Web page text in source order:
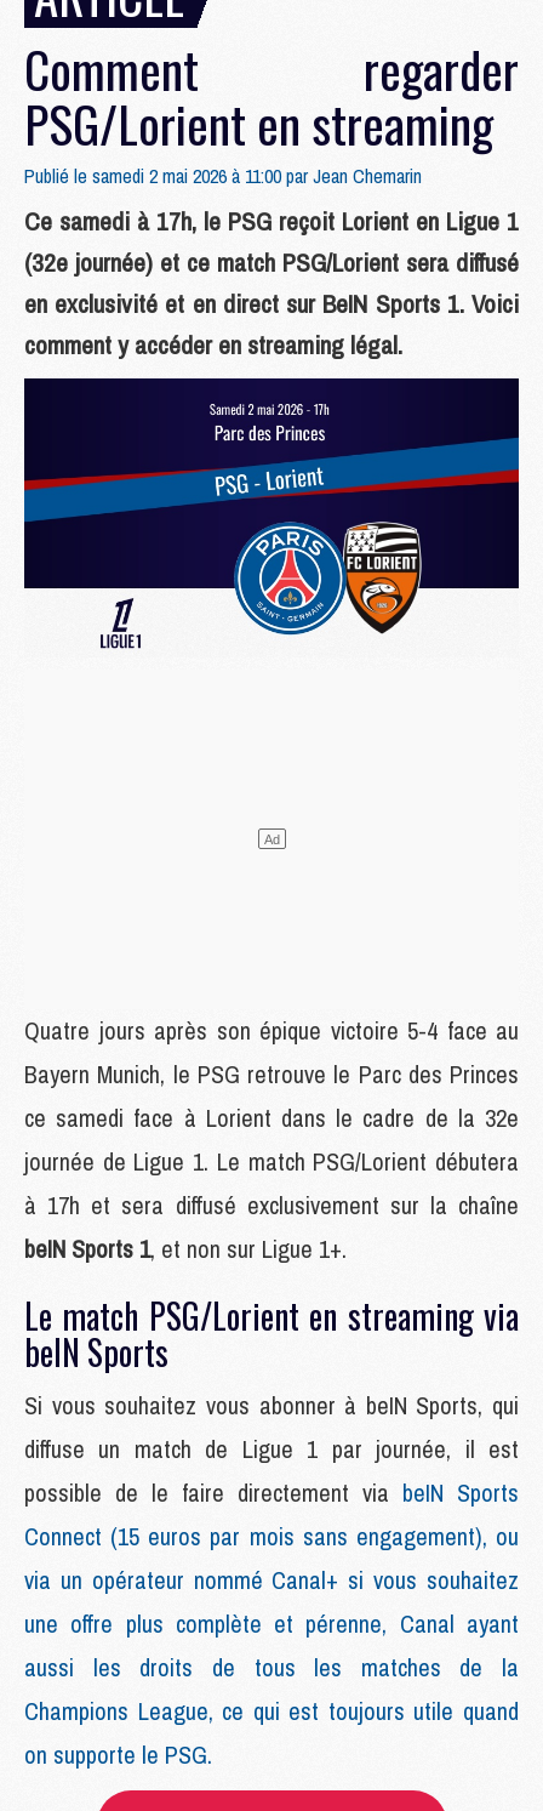
Comment regarder
PSG/Lorient en streaming
Publié le samedi 2 mai 2026 à 11:00 parJean Chemarin
Ce samedi à 17h, le PSG reçoit Lorient en Ligue 1
(32e journée) et ce match PSG/Lorient sera diffusé
en exclusivité et en direct sur BeIN Sports 1. Voici
comment y accéder en streaming légal.
Quatre jours après son épique victoire 5-4 face au
Bayern Munich, le PSG retrouve le Parc des Princes
ce samedi face à Lorient dans le cadre de la 32e
journée de Ligue 1. Le match PSG/Lorient débutera
à 17h et sera diffusé exclusivement sur la chaîne
beIN Sports 1, et non sur Ligue 1+.
Le match PSG/Lorient en streaming via
beIN Sports
Si vous souhaitez vous abonner à beIN Sports, qui
diffuse un match de Ligue 1 par journée, il est
possible de le faire directement via beIN Sports
Connect (15 euros par mois sans engagement), ou
via un opérateur nommé Canal+ si vous souhaitez
une offre plus complète et pérenne, Canal ayant
aussi les droits de tous les matches de la
Champions League, ce qui est toujours utile quand
on supporte le PSG.